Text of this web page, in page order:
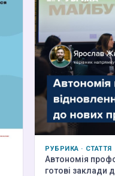
РУБРИКА · СТАТТЯ
Автономія
готові заклади